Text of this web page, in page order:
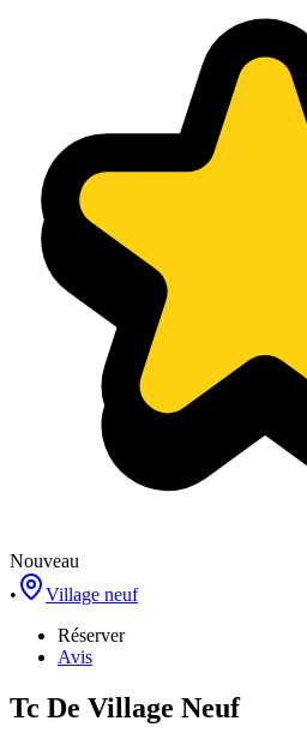
Nouveau
•
Village neuf
Réserver
Avis
Tc De Village Neuf